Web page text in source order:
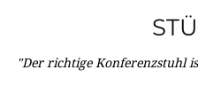
"Der richtige Konferenzstuhl